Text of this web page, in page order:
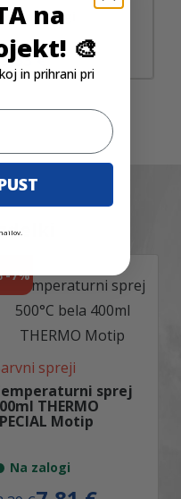
Na zalogi
9,53€
-7%
spreji
sprej
THERMO
Motip
Na zalogi
na
🎨
in prihrani pri